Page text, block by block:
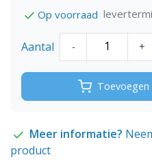
Op voorraad
Aantal - +
Toevoegen
Meer informatie?
product